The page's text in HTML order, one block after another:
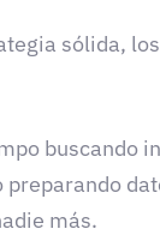
sólida,
buscando
más.